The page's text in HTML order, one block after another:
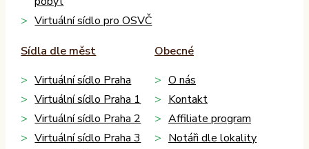
Virtuální sídlo pro OSVČ
Sídla dle měst
Virtuální sídlo Praha
Virtuální sídlo Praha 1
Virtuální sídlo Praha 2
Virtuální sídlo Praha 3
Obecné
O nás
Kontakt
Affiliate program
Notáři dle lokality